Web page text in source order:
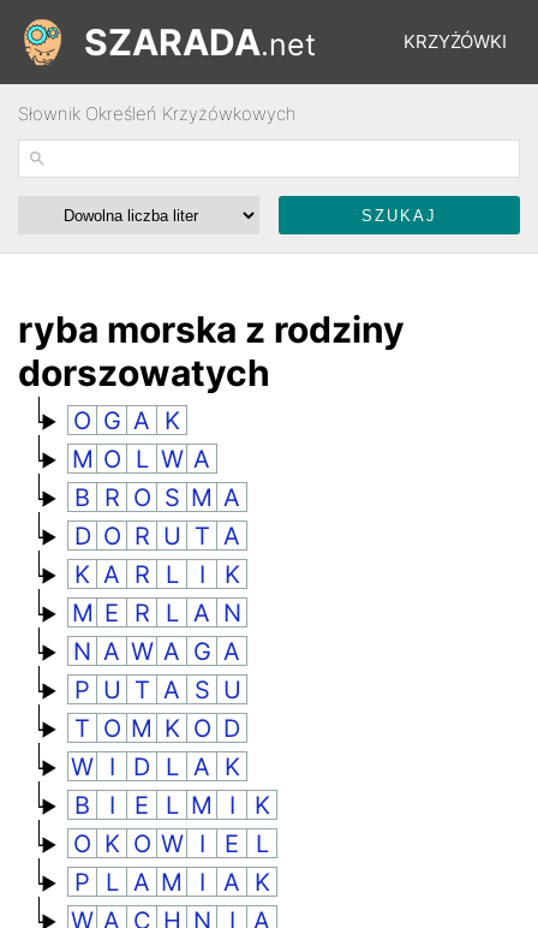
KRZYŻÓWKI
ŁAMIGŁÓWKI
SZARADA.net
Słownik Określeń Krzyżówkowych
ryba morska z rodziny
dorszowatych
O G A K
M O L W A
B R O S M A
D O R U T A
K A R L I
K
M E R L A N
N A W A G A
P U T A S U
T O M K O D
W I D L A K
B
I E L M I
K
O K O W I E
L
P
L A M I A K
W A C H N I
A